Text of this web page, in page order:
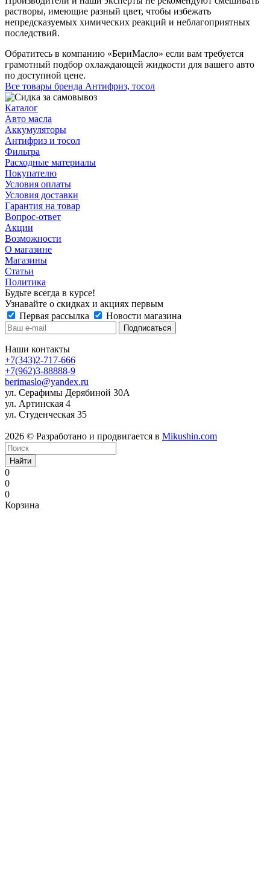
растворы, имеющие разный цвет, чтобы избежать
непредсказуемых химических реакций и неблагоприятных
последствий.
Обратитесь в компанию «БериМасло» если вам требуется
грамотный подбор охлаждающей жидкости для вашего авто
по доступной цене.
Все товары бренда Антифриз, тосол
Каталог
Авто масла
Аккумуляторы
Антифриз и тосол
Фильтра
Расходные материалы
Покупателю
Условия оплаты
Условия доставки
Гарантия на товар
Вопрос-ответ
Акции
Возможности
О магазине
Магазины
Статьи
Политика
Будьте всегда в курсе!
Узнавайте о скидках и акциях первым
Первая рассылка
Новости магазина
Наши контакты
+7(343)2-717-666
+7(962)3-88888-9
berimaslo@yandex.ru
ул. Серафимы Дерябиной 30А
ул. Артинская 4
ул. Студенческая 35
2026 © Разработано и продвигается в Mikushin.com
Найти
0
0
0
Корзина